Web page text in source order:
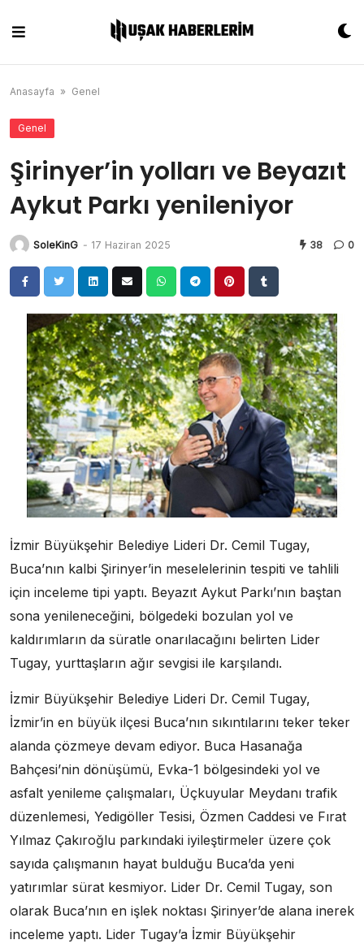
content
Anasayfa » Genel
Genel
Şirinyer’in yolları ve Beyazıt
Aykut Parkı yenileniyor
SoleKinG - 17 Haziran 2025 38 0
İzmir Büyükşehir Belediye Lideri Dr. Cemil Tugay,
Buca’nın kalbi Şirinyer’in meselelerinin tespiti ve tahlili
için inceleme tipi yaptı. Beyazıt Aykut Parkı’nın baştan
sona yenileneceğini, bölgedeki bozulan yol ve
kaldırımların da süratle onarılacağını belirten Lider
Tugay, yurttaşların ağır sevgisi ile karşılandı.
İzmir Büyükşehir Belediye Lideri Dr. Cemil Tugay,
İzmir’in en büyük ilçesi Buca’nın sıkıntılarını teker teker
alanda çözmeye devam ediyor. Buca Hasanağa
Bahçesi’nin dönüşümü, Evka-1 bölgesindeki yol ve
asfalt yenileme çalışmaları, Üçkuyular Meydanı trafik
düzenlemesi, Yedigöller Tesisi, Özmen Caddesi ve Fırat
Yılmaz Çakıroğlu parkındaki iyileştirmeler üzere çok
sayıda çalışmanın hayat bulduğu Buca’da yeni
yatırımlar sürat kesmiyor. Lider Dr. Cemil Tugay, son
olarak Buca’nın en işlek noktası Şirinyer’de alana inerek
inceleme yaptı. Lider Tugay’a İzmir Büyükşehir